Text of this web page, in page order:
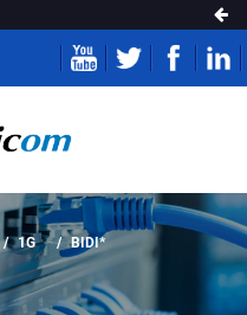
1G BIDI*